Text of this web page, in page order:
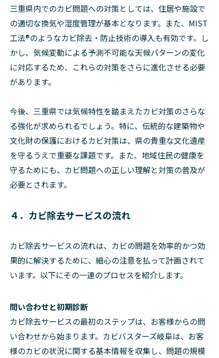
三重県内でのカビ問題への対策としては、住居や施設で
の適切な換気や湿度管理が基本となります。また、MIST
工法®のようなカビ除去・防止技術の導入も有効です。し
かし、気候変動による予測不可能な天候パターンの変化
に対応するため、これらの対策をさらに進化させる必要
があります。
今後、三重県では気候特性を踏まえたカビ対策のさらな
る強化が求められるでしょう。特に、伝統的な建築物や
文化財の保護におけるカビ対策は、県の貴重な文化遺産
を守るうえで重要な課題です。また、地域住民の健康を
守るためにも、カビ問題への正しい理解と対策の普及が
必要とされます。
４．カビ除去サービスの流れ
カビ除去サービスの流れは、カビの問題を効率的かつ効
果的に解決するために、細心の注意を払って計画されて
います。以下にその一連のプロセスを紹介します。
問い合わせと初期診断
カビ除去サービスの最初のステップは、お客様からの問
い合わせから始まります。カビバスターズ岐阜は、お客
様のカビの状況に関する基本情報を収集し、問題の規模